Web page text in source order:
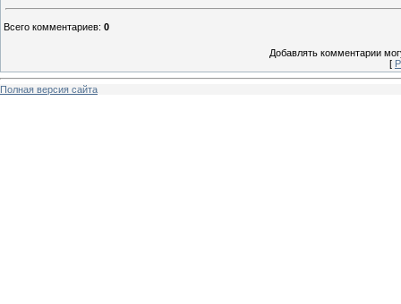
Всего комментариев: 0
Добавлять комментарии
[
Полная версия сайта